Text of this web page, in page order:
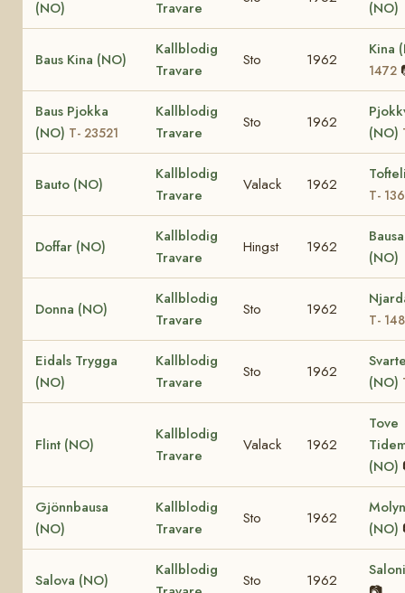
(NO) Travare (NO)
Baus Kina (NO)
Kallblodig
Travare
Sto 1962
Kina
1472
Baus Pjokka
(NO) T- 23521
Kallblodig
Travare
Sto 1962
(NO)
Bauto (NO)
Kallblodig
Travare
Valack 1962
T-
Doffar (NO)
Kallblodig
Travare
Hingst 1962
(NO)
Donna (NO)
Kallblodig
Travare
Sto 1962
T-
Eidals Trygga
(NO)
Kallblodig
Travare
Sto 1962
(NO)
Flint (NO)
Kallblodig
Travare
Valack 1962
Tove
(NO)
Gjönnbausa
(NO)
Kallblodig
Travare
Sto 1962
(NO)
Salova (NO)
Kallblodig
Sto 1962